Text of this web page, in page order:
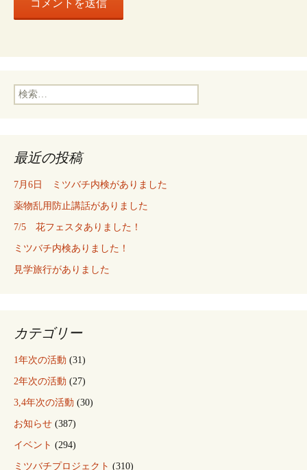
検
索:
最近の投稿
7月6日 ミツバチ内検がありました
薬物乱用防止講話がありました
7/5 花フェスタありました！
ミツバチ内検ありました！
見学旅行がありました
カテゴリー
1年次の活動 (31)
2年次の活動 (27)
3,4年次の活動 (30)
お知らせ (387)
イベント (294)
ミツバチプロジェクト (310)